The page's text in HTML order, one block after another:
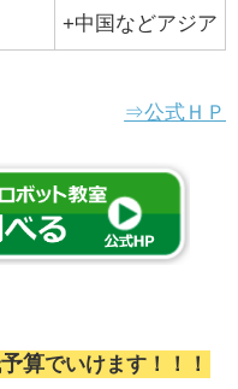
+中国などアジア
⇒公式ＨＰ
算でいけます！！！